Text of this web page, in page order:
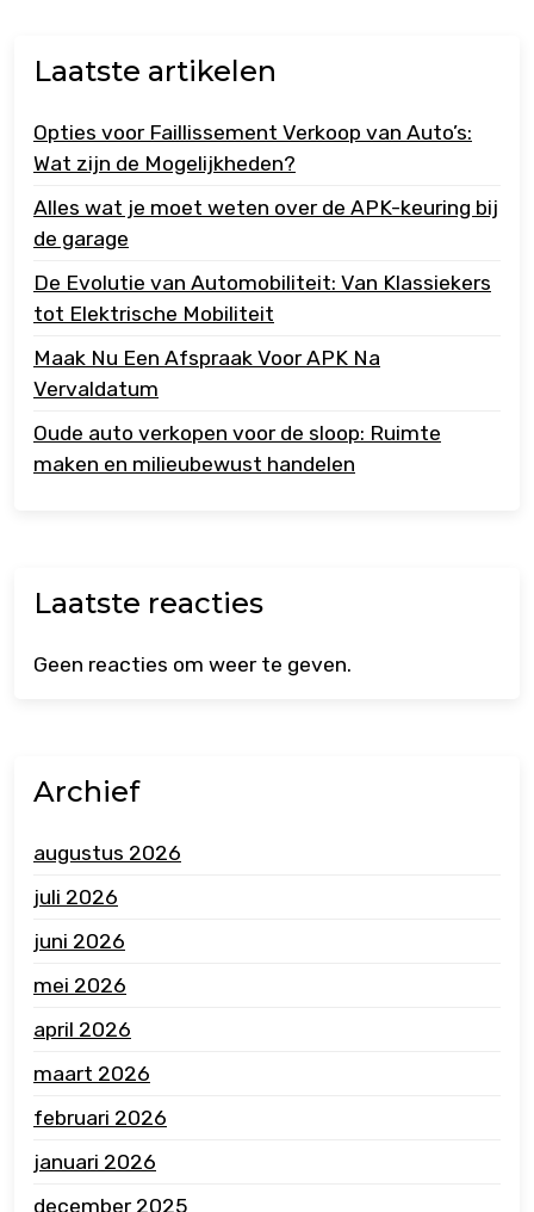
Laatste artikelen
Opties voor Faillissement Verkoop van Auto’s:
Wat zijn de Mogelijkheden?
Alles wat je moet weten over de APK-keuring bij
de garage
De Evolutie van Automobiliteit: Van Klassiekers
tot Elektrische Mobiliteit
Maak Nu Een Afspraak Voor APK Na
Vervaldatum
Oude auto verkopen voor de sloop: Ruimte
maken en milieubewust handelen
Laatste reacties
Geen reacties om weer te geven.
Archief
augustus 2026
juli 2026
juni 2026
mei 2026
april 2026
maart 2026
februari 2026
januari 2026
december 2025